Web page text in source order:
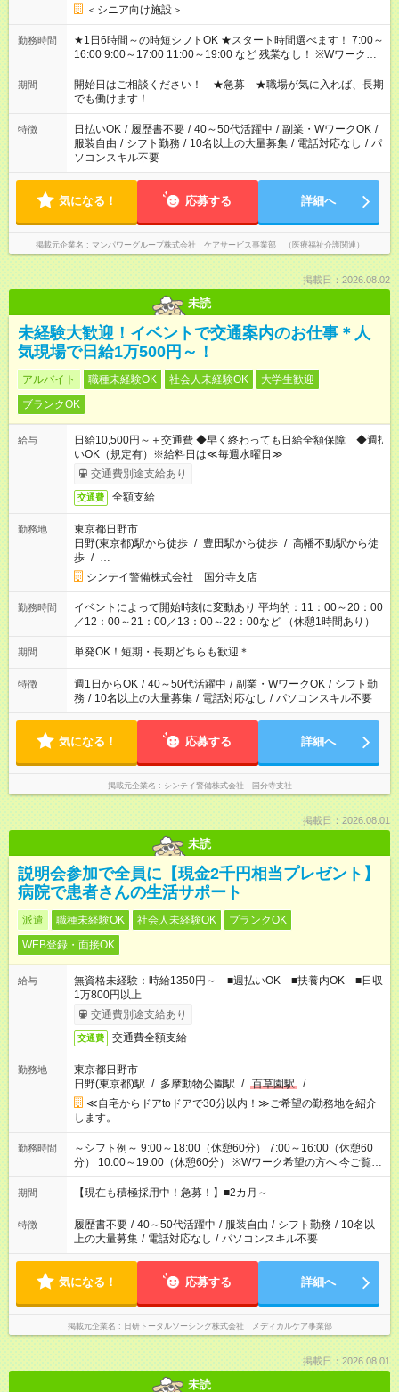
＜シニア向け施設＞
勤務時間
★1日6時間～の時短シフトOK ★スタート時間選べます！ 7:00～
16:00 9:00～17:00 11:00～19:00 など 残業なし！ ※Wワークの
場合、他のお仕事と合わせ週40時間超の就業はご案内できませ
ん ※法令に基づき、週20時間以上勤務は社会保険への加入対象
となります ※労働者派遣法（日雇い派遣の原則禁止）により、
短時間・短期間の就業はご案内が難しい場合があります
期間
開始日はご相談ください！ ★急募 ★職場が気に入れば、長期
でも働けます！
特徴 日払いOK / 履歴書不要 / 40～50代活躍中 / 副業・WワークOK /
服装自由 / シフト勤務 / 10名以上の大量募集 / 電話対応なし / パ
ソコンスキル不要
気になる！ 応募する 詳細へ
掲載元企業名 マンパワーグループ株式会社 ケアサービス事業部 （医療福祉介護関連）
掲載日：2026.08.02
未読
未経験大歓迎！イベントで交通案内のお仕事＊人
気現場で日給1万500円～！
アルバイト 職種未経験OK 社会人未経験OK
大学生歓迎
ブランクOK
給与
日給10,500円～＋交通費 ◆早く終わっても日給全額保障 ◆週払
いOK（規定有）※給料日は≪毎週水曜日≫
交通費別途支給あり
交通費 全額支給
勤務地
東京都日野市
日野(東京都)駅から徒歩 / 豊田駅から徒歩 / 高幡不動駅から徒
歩 / …
シンテイ警備株式会社 国分寺支店
勤務時間
イベントによって開始時刻に変動あり 平均的：11：00～20：00
／12：00～21：00／13：00～22：00など （休憩1時間あり）
期間 単発OK！短期・長期どちらも歓迎＊
特徴 週1日からOK / 40～50代活躍中 / 副業・WワークOK / シフト勤
務 / 10名以上の大量募集 / 電話対応なし / パソコンスキル不要
気になる！ 応募する 詳細へ
掲載元企業名 シンテイ警備株式会社 国分寺支社
掲載日：2026.08.01
未読
説明会参加で全員に【現金2千円相当プレゼント】
病院で患者さんの生活サポート
派遣 職種未経験OK 社会人未経験OK
ブランクOK
WEB登録・面接OK
給与
無資格未経験：時給1350円～ ■週払いOK ■扶養内OK ■日収
1万800円以上
交通費別途支給あり
交通費 交通費全額支給
勤務地
東京都日野市
日野(東京都)駅 / 多摩動物公園駅 / 百草園駅 / …
≪自宅からドアtoドアで30分以内！≫ご希望の勤務地を紹介
します。
勤務時間
～シフト例～ 9:00～18:00（休憩60分） 7:00～16:00（休憩60
分） 10:00～19:00（休憩60分） ※Wワーク希望の方へ 今ご覧の
お仕事で希望する勤務時間と、もう1つのお仕事の勤務時間の合
計が 週40時間を超えなければOKです。
期間 【現在も積極採用中！急募！】■2カ月～
特徴 履歴書不要 / 40～50代活躍中 / 服装自由 / シフト勤務 / 10名以
上の大量募集 / 電話対応なし / パソコンスキル不要
気になる！ 応募する 詳細へ
掲載元企業名 日研トータルソーシング株式会社 メディカルケア事業部
掲載日：2026.08.01
未読